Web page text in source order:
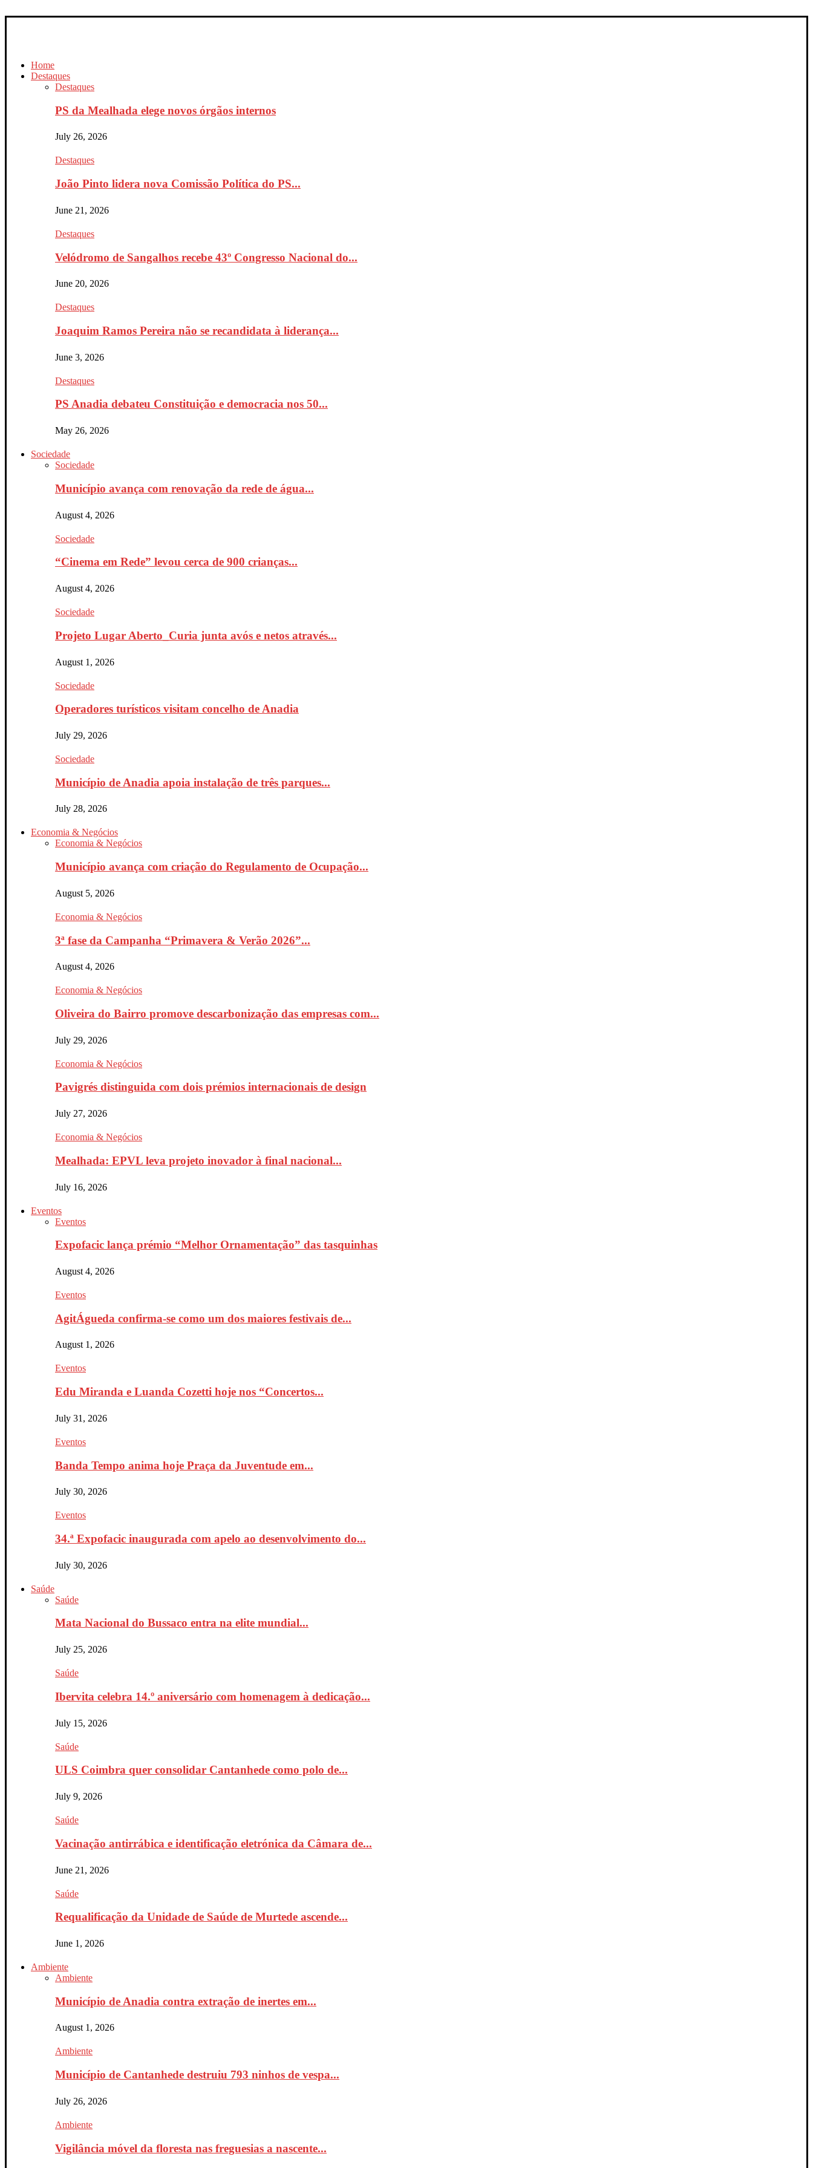
Home
Destaques
Destaques
PS da Mealhada elege novos órgãos internos
July 26, 2026
Destaques
João Pinto lidera nova Comissão Política do PS...
June 21, 2026
Destaques
Velódromo de Sangalhos recebe 43º Congresso Nacional do...
June 20, 2026
Destaques
Joaquim Ramos Pereira não se recandidata à liderança...
June 3, 2026
Destaques
PS Anadia debateu Constituição e democracia nos 50...
May 26, 2026
Sociedade
Sociedade
Município avança com renovação da rede de água...
August 4, 2026
Sociedade
“Cinema em Rede” levou cerca de 900 crianças...
August 4, 2026
Sociedade
Projeto Lugar Aberto_Curia junta avós e netos através...
August 1, 2026
Sociedade
Operadores turísticos visitam concelho de Anadia
July 29, 2026
Sociedade
Município de Anadia apoia instalação de três parques...
July 28, 2026
Economia & Negócios
Economia & Negócios
Município avança com criação do Regulamento de Ocupação...
August 5, 2026
Economia & Negócios
3ª fase da Campanha “Primavera & Verão 2026”...
August 4, 2026
Economia & Negócios
Oliveira do Bairro promove descarbonização das empresas com...
July 29, 2026
Economia & Negócios
Pavigrés distinguida com dois prémios internacionais de design
July 27, 2026
Economia & Negócios
Mealhada: EPVL leva projeto inovador à final nacional...
July 16, 2026
Eventos
Eventos
Expofacic lança prémio “Melhor Ornamentação” das tasquinhas
August 4, 2026
Eventos
AgitÁgueda confirma-se como um dos maiores festivais de...
August 1, 2026
Eventos
Edu Miranda e Luanda Cozetti hoje nos “Concertos...
July 31, 2026
Eventos
Banda Tempo anima hoje Praça da Juventude em...
July 30, 2026
Eventos
34.ª Expofacic inaugurada com apelo ao desenvolvimento do...
July 30, 2026
Saúde
Saúde
Mata Nacional do Bussaco entra na elite mundial...
July 25, 2026
Saúde
Ibervita celebra 14.º aniversário com homenagem à dedicação...
July 15, 2026
Saúde
ULS Coimbra quer consolidar Cantanhede como polo de...
July 9, 2026
Saúde
Vacinação antirrábica e identificação eletrónica da Câmara de...
June 21, 2026
Saúde
Requalificação da Unidade de Saúde de Murtede ascende...
June 1, 2026
Ambiente
Ambiente
Município de Anadia contra extração de inertes em...
August 1, 2026
Ambiente
Município de Cantanhede destruiu 793 ninhos de vespa...
July 26, 2026
Ambiente
Vigilância móvel da floresta nas freguesias a nascente...